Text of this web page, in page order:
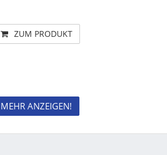
ZUM PRODUKT
MEHR ANZEIGEN!